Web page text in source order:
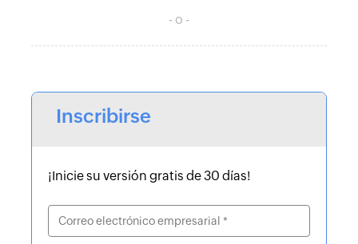
- o -
Inscribirse
¡Inicie su versión gratis de 30 días!